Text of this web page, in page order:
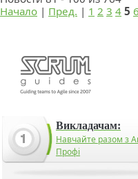
Начало | Пред. | 1 2 3 4 5
Викладачам:
Навчайте разом з
Профі